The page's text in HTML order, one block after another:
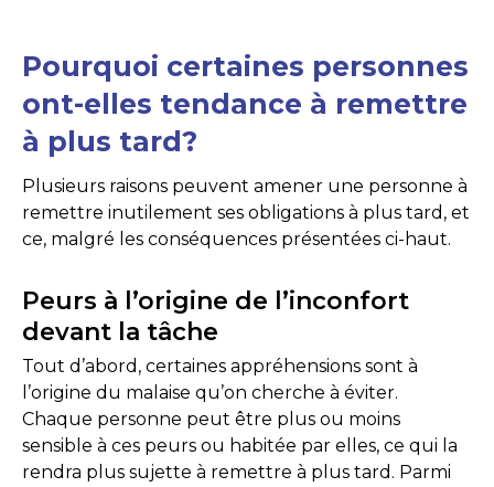
Pourquoi certaines personnes
ont-elles tendance à remettre
à plus tard?
Plusieurs raisons peuvent amener une personne à
remettre inutilement ses obligations à plus tard, et
ce, malgré les conséquences présentées ci-haut.
Peurs à l’origine de l’inconfort
devant la tâche
Tout d’abord, certaines appréhensions sont à
l’origine du malaise qu’on cherche à éviter.
Chaque personne peut être plus ou moins
sensible à ces peurs ou habitée par elles, ce qui la
rendra plus sujette à remettre à plus tard. Parmi